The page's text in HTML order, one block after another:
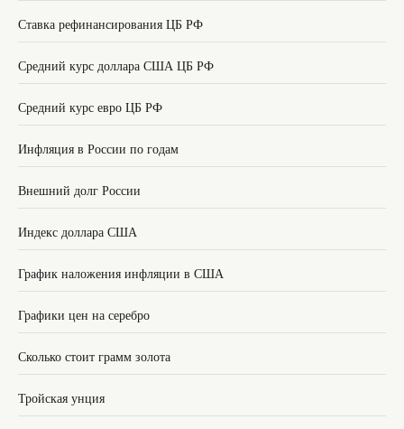
Ставка рефинансирования ЦБ РФ
Средний курс доллара США ЦБ РФ
Средний курс евро ЦБ РФ
Инфляция в России по годам
Внешний долг России
Индекс доллара США
График наложения инфляции в США
Графики цен на серебро
Сколько стоит грамм золота
Тройская унция